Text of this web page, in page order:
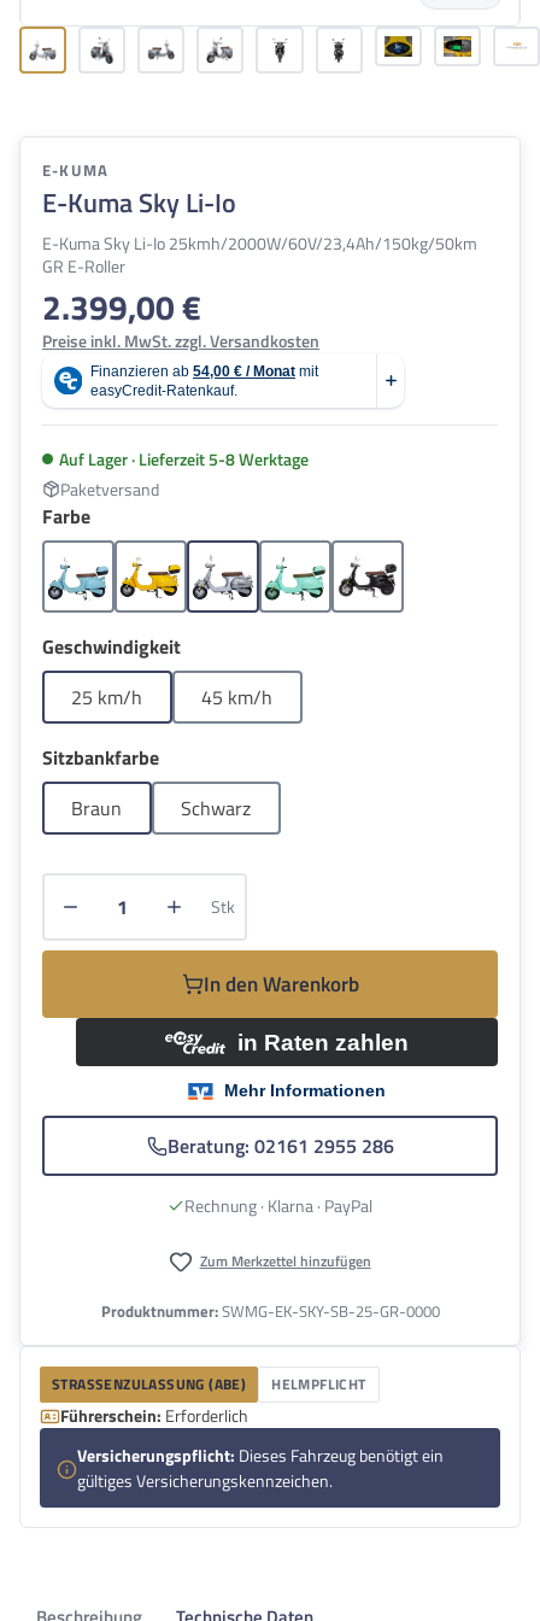
E-KUMA
E-Kuma Sky Li-Io
E-Kuma Sky Li-Io 25kmh/2000W/60V/23,4Ah/150kg/50km
GR E-Roller
Regulärer Preis:
2.399,00 €
Preise inkl. MwSt. zzgl. Versandkosten
Auf Lager · Lieferzeit 5-8 Werktage
Paketversand
Farbeauswählen
Blau Gelb Grau Grün
Schwarz
Geschwindigkeitauswählen
25 km/h
45 km/h
Sitzbankfarbeauswählen
Braun
Schwarz
Produkt Anzahl: Gib den gewünschten
Stk
In den Warenkorb
Beratung: 02161 2955 286
Rechnung · Klarna · PayPal
Zum Merkzettel hinzufügen
Produktnummer:SWMG-EK-SKY-SB-25-GR-0000
STRASSENZULASSUNG (ABE) HELMPFLICHT
Führerschein: Erforderlich
Versicherungspflicht: Dieses Fahrzeug benötigt ein
gültiges Versicherungskennzeichen.